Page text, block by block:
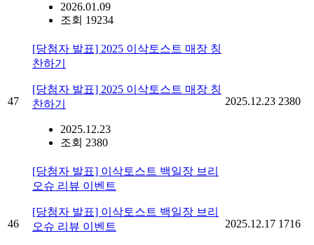
2026.01.09
조회 19234
47
[당첨자 발표] 2025 이삭토스트 매장 칭
찬하기
[당첨자 발표] 2025 이삭토스트 매장 칭
찬하기
2025.12.23
조회 2380
2025.12.23 2380
46
[당첨자 발표] 이삭토스트 백일장 브리
오슈 리뷰 이벤트
[당첨자 발표] 이삭토스트 백일장 브리
오슈 리뷰 이벤트
2025.12.17 1716